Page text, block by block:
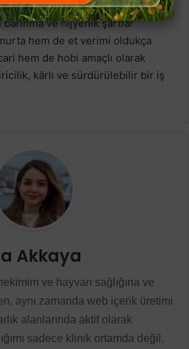
ve hijyenik şartlar
hem de et verimi oldukça
hem de hobi amaçlı olarak
kârlı ve sürdürülebilir bir iş
Akkaya
ve hayvan sağlığına ve
aynı zamanda web içerik üretimi
alanlarında aktif olarak
sadece klinik ortamda değil,